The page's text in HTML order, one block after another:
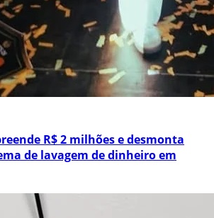
R$ 2 milhões e desmonta
de lavagem de dinheiro em